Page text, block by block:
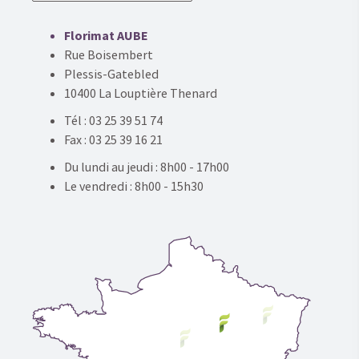
Florimat AUBE
Rue Boisembert
Plessis-Gatebled
10400 La Louptière Thenard
Tél : 03 25 39 51 74
Fax : 03 25 39 16 21
Du lundi au jeudi : 8h00 - 17h00
Le vendredi : 8h00 - 15h30